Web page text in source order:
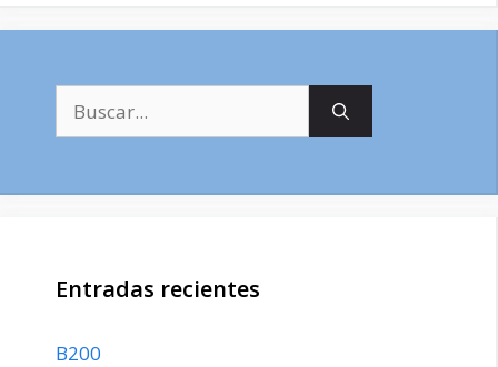
Entradas recientes
B200